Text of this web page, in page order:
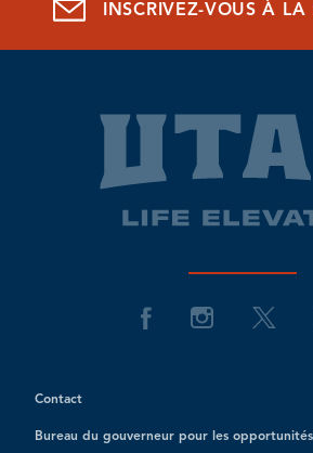
INSCRIVEZ-VOUS À LA
Contact
Bureau du gouverneur pour les